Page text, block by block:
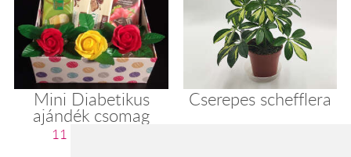
Mini Diabetikus
ajándék csomag
11 200 Ft-tól
Cserepes schefflera